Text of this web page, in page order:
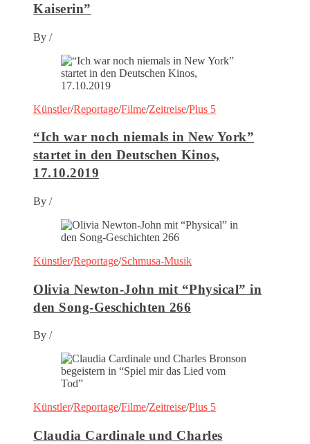
Kaiserin”
By /
Künstler/Reportage/Filme/Zeitreise/Plus 5
“Ich war noch niemals in New York”
startet in den Deutschen Kinos,
17.10.2019
By /
Künstler/Reportage/Schmusa-Musik
Olivia Newton-John mit “Physical” in
den Song-Geschichten 266
By /
Künstler/Reportage/Filme/Zeitreise/Plus 5
Claudia Cardinale und Charles